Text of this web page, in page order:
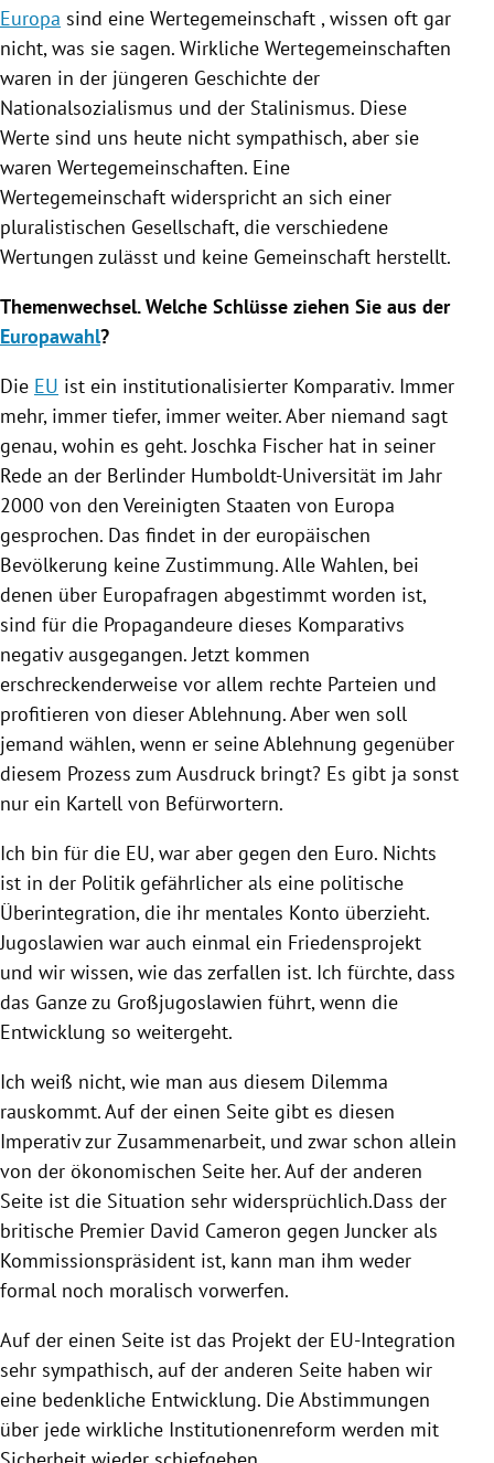
Europa sind eine Wertegemeinschaft , wissen oft gar
nicht, was sie sagen. Wirkliche Wertegemeinschaften
waren in der jüngeren Geschichte der
Nationalsozialismus und der Stalinismus. Diese
Werte sind uns heute nicht sympathisch, aber sie
waren Wertegemeinschaften. Eine
Wertegemeinschaft widerspricht an sich einer
pluralistischen Gesellschaft, die verschiedene
Wertungen zulässt und keine Gemeinschaft herstellt.
Themenwechsel. Welche Schlüsse ziehen Sie aus der
Europawahl?
Die EU ist ein institutionalisierter Komparativ. Immer
mehr, immer tiefer, immer weiter. Aber niemand sagt
genau, wohin es geht.Joschka Fischer hat in seiner
Rede an der Berlinder Humboldt-Universität im Jahr
2000 von den Vereinigten Staaten von Europa
gesprochen. Das findet in der europäischen
Bevölkerung keine Zustimmung. Alle Wahlen, bei
denen über Europafragen abgestimmt worden ist,
sind für die Propagandeure dieses Komparativs
negativ ausgegangen. Jetzt kommen
erschreckenderweise vor allem rechte Parteien und
profitieren von dieser Ablehnung. Aber wen soll
jemand wählen, wenn er seine Ablehnung gegenüber
diesem Prozess zum Ausdruck bringt? Es gibt ja sonst
nur ein Kartell von Befürwortern.
Ich bin für die EU, war aber gegen den Euro. Nichts
ist in der Politik gefährlicher als eine politische
Überintegration, die ihr mentales Konto überzieht.
Jugoslawien war auch einmal ein Friedensprojekt
und wir wissen, wie das zerfallen ist. Ich fürchte, dass
das Ganze zu Großjugoslawien führt, wenn die
Entwicklung so weitergeht.
Ich weiß nicht, wie man aus diesem Dilemma
rauskommt. Auf der einen Seite gibt es diesen
Imperativ zur Zusammenarbeit, und zwar schon allein
von der ökonomischen Seite her. Auf der anderen
Seite ist die Situation sehr widersprüchlich.Dass der
britische Premier David Cameron gegen Juncker als
Kommissionspräsident ist, kann man ihm weder
formal noch moralisch vorwerfen.
Auf der einen Seite ist das Projekt der EU-Integration
sehr sympathisch, auf der anderen Seite haben wir
eine bedenkliche Entwicklung. Die Abstimmungen
über jede wirkliche Institutionenreform werden mit